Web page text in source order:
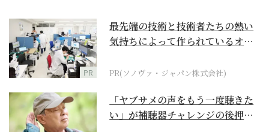
PR
最先端の技術と技術者たちの熱い
気持ちによって作られているオー
PR(ソノヴァ・ジャパン株式会社)
「ヤブサメの声をもう一度聴きた
い」が補聴器チャレンジの後押し